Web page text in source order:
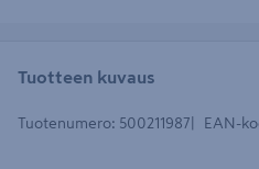
Tuotteen kuvaus
Tuotenumero: 500211987 EAN-